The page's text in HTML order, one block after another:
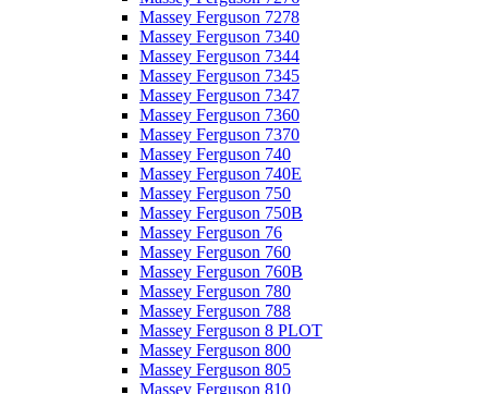
Massey Ferguson 7278
Massey Ferguson 7340
Massey Ferguson 7344
Massey Ferguson 7345
Massey Ferguson 7347
Massey Ferguson 7360
Massey Ferguson 7370
Massey Ferguson 740
Massey Ferguson 740E
Massey Ferguson 750
Massey Ferguson 750B
Massey Ferguson 76
Massey Ferguson 760
Massey Ferguson 760B
Massey Ferguson 780
Massey Ferguson 788
Massey Ferguson 8 PLOT
Massey Ferguson 800
Massey Ferguson 805
Massey Ferguson 810